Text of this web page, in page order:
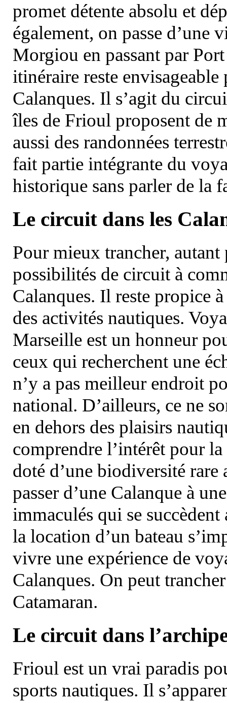
promet détente absolu et
également, on passe d’une
Morgiou en passant par
itinéraire reste
Calanques. Il s’agit du
îles de Frioul proposent de
aussi des randonnées
fait partie intégrante du
historique sans parler de la
Le circuit dans les
Pour mieux trancher, autant
possibilités de circuit à
Calanques. Il reste propice
des activités nautiques.
Marseille est un honneur
ceux qui recherchent une
n’y a pas meilleur endroit
national. D’ailleurs, ce ne
en dehors des plaisirs
comprendre l’intérêt pour
doté d’une biodiversité
passer d’une Calanque à
immaculés qui se
la location d’un bateau
vivre une expérience de
Calanques. On peut
Catamaran.
Le circuit dans
Frioul est un vrai paradis
sports nautiques. Il